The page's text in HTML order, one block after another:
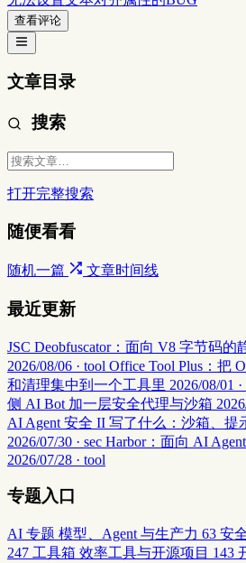
查看评论
文章目录
搜索
打开完整搜索
随便看看
随机一篇 文章时间线
最近更新
JSC Deobfuscator：面向 V8 字节码的
2026/08/06 · tool Office Tool Plus：把
和清理集中到一个工具里 2026/08/01 ·
侧 AI Bot 加一层安全代理与沙箱
AI Agent 安全 II 写了什么：沙箱、提
2026/07/30 · sec Harbor：面向 AI
2026/07/28 · tool
专题入口
AI 专题 模型、Agent 与生产力 63 安
247 工具箱 效率工具与开源项目 143